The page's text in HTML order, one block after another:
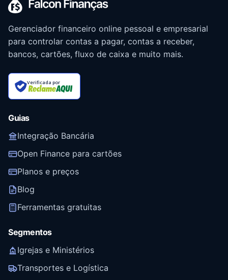
Gerenciador financeiro online pessoal e empresarial
para controlar contas a pagar, contas a receber,
bancos, cartões, fluxo de caixa e muito mais.
Verificada por
Guias
Integração Bancária
Open Finance para cartões
Planos e preços
Blog
Ferramentas gratuitas
Segmentos
Igrejas e Ministérios
Transportes e Logística